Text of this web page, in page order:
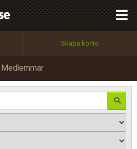
Skapa konto
Medlemmar
Utför
100%
OK
Tillbaka till förstasidan